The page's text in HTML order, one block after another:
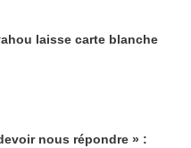
laisse carte blanche
nous répondre » :